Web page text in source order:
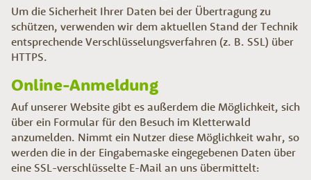
Um die Sicherheit Ihrer Daten bei der Übertragung zu
schützen, verwenden wir dem aktuellen Stand der Technik
entsprechende Verschlüsselungsverfahren (z. B. SSL) über
HTTPS.
Online-Anmeldung
Auf unserer Website gibt es außerdem die Möglichkeit, sich
über ein Formular für den Besuch im Kletterwald
anzumelden. Nimmt ein Nutzer diese Möglichkeit wahr, so
werden die in der Eingabemaske eingegebenen Daten über
eine SSL-verschlüsselte E-Mail an uns übermittelt: